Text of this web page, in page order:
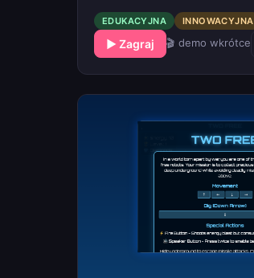
EDUKACYJNA INNOWACYJNA
▶ Zagraj 🎬 demo wkrótce